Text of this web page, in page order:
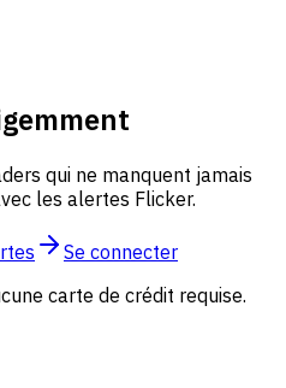
qui ne manquent jamais
les alertes Flicker.
Se connecter
carte de crédit requise.